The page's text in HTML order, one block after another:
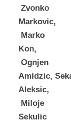
Zvonko
Markovic,
Marko
Kon,
Ognjen
Amidzic,
Aleksic,
Miloje
Sekulic